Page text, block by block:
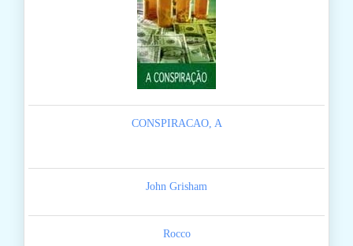
CONSPIRACAO, A
John Grisham
Rocco